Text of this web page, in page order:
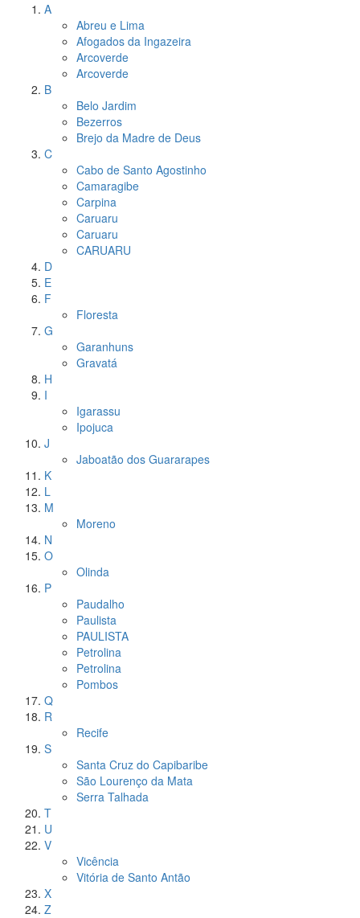
A
Abreu e Lima
Afogados da Ingazeira
Arcoverde
Arcoverde
B
Belo Jardim
Bezerros
Brejo da Madre de Deus
C
Cabo de Santo Agostinho
Camaragibe
Carpina
Caruaru
Caruaru
CARUARU
D
E
F
Floresta
G
Garanhuns
Gravatá
H
I
Igarassu
Ipojuca
J
Jaboatão dos Guararapes
K
L
M
Moreno
N
O
Olinda
P
Paudalho
Paulista
PAULISTA
Petrolina
Petrolina
Pombos
Q
R
Recife
S
Santa Cruz do Capibaribe
São Lourenço da Mata
Serra Talhada
T
U
V
Vicência
Vitória de Santo Antão
X
Z